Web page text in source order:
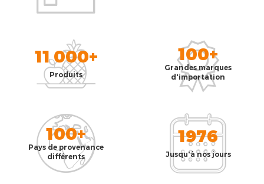
11 000+
Produits
100+
Grandes marques
d'importation
100+
Pays de provenance
différents
1976
Jusqu'à nos jours